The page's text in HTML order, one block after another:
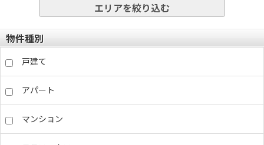
エリアを絞り込む
物件種別
戸建て
アパート
マンション